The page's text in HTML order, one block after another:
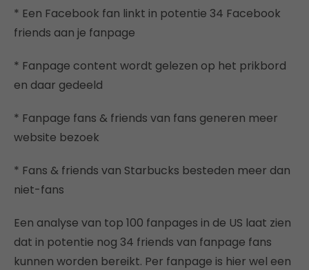
* Een Facebook fan linkt in potentie 34 Facebook
friends aan je fanpage
* Fanpage content wordt gelezen op het prikbord
en daar gedeeld
* Fanpage fans & friends van fans generen meer
website bezoek
* Fans & friends van Starbucks besteden meer dan
niet-fans
Een analyse van top 100 fanpages in de US laat zien
dat in potentie nog 34 friends van fanpage fans
kunnen worden bereikt. Per fanpage is hier wel een